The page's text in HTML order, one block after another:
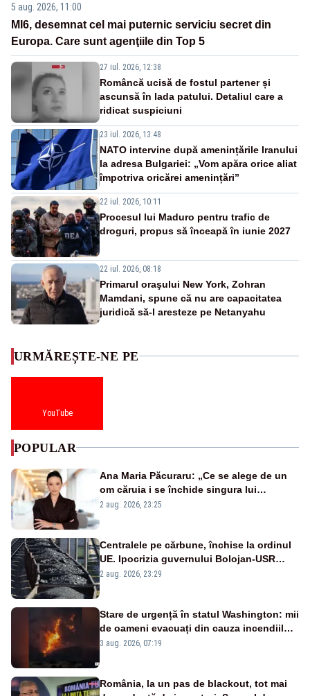
5 aug. 2026, 11:00
MI6, desemnat cel mai puternic serviciu secret din
Europa. Care sunt agenţiile din Top 5
27 iul. 2026, 12:38
Româncă ucisă de fostul partener și
ascunsă în lada patului. Detaliul care a
ridicat suspiciuni
23 iul. 2026, 13:48
NATO intervine după amenințările Iranului
la adresa Bulgariei: „Vom apăra orice aliat
împotriva oricărei amenințări”
22 iul. 2026, 10:11
Procesul lui Maduro pentru trafic de
droguri, propus să înceapă în iunie 2027
22 iul. 2026, 08:18
Primarul oraşului New York, Zohran
Mamdani, spune că nu are capacitatea
juridică să-l aresteze pe Netanyahu
URMĂREȘTE-NE PE
YouTube
POPULAR
Ana Maria Păcuraru: „Ce se alege de un
om căruia i se închide singura lui
portiță?”
2 aug. 2026, 23:25
Centralele pe cărbune, închise la ordinul
UE. Ipocrizia guvernului Bolojan-USR
după starea de alertă
2 aug. 2026, 23:29
Stare de urgență în statul Washington: mii
de oameni evacuați din cauza incendiilor
puternice de vegetație
3 aug. 2026, 07:19
România, la un pas de blackout, tot mai